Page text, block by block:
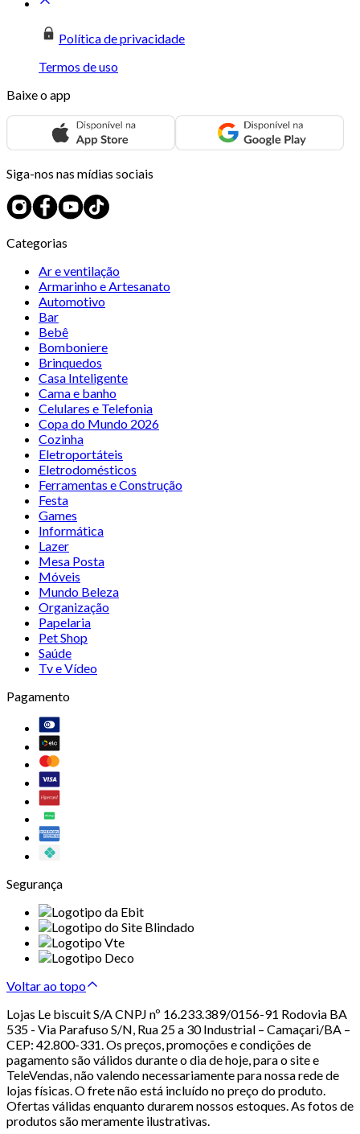
Política de privacidade
Termos de uso
Baixe o app
Siga-nos nas mídias sociais
Categorias
Ar e ventilação
Armarinho e Artesanato
Automotivo
Bar
Bebê
Bomboniere
Brinquedos
Casa Inteligente
Cama e banho
Celulares e Telefonia
Copa do Mundo 2026
Cozinha
Eletroportáteis
Eletrodomésticos
Ferramentas e Construção
Festa
Games
Informática
Lazer
Mesa Posta
Móveis
Mundo Beleza
Organização
Papelaria
Pet Shop
Saúde
Tv e Vídeo
Pagamento
Segurança
Voltar ao topo
Lojas Le biscuit S/A CNPJ nº 16.233.389/0156-91 Rodovia BA
535 - Via Parafuso S/N, Rua 25 a 30 Industrial – Camaçari/BA –
CEP: 42.800-331. Os preços, promoções e condições de
pagamento são válidos durante o dia de hoje, para o site e
TeleVendas, não valendo necessariamente para nossa rede de
lojas físicas. O frete não está incluído no preço do produto.
Ofertas válidas enquanto durarem nossos estoques. As fotos de
produtos são meramente ilustrativas.